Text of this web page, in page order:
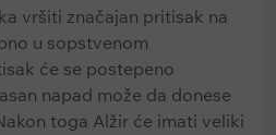
vršiti značajan pritisak na
u sopstvenom
će se postepeno
napad može da donese
toga Alžir će imati veliki